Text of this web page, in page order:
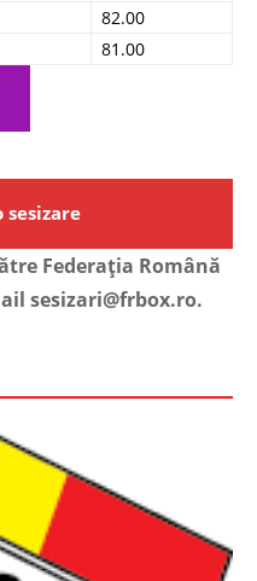
82.00
81.00
Federația Română
sesizari@frbox.ro.